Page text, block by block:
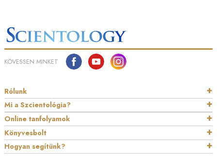
KÖVESSEN MINKET
Rólunk
Mi a Szcientológia?
Online tanfolyamok
Könyvesbolt
Hogyan segítünk?